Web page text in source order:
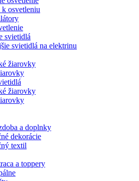
k osvetleniu
svietidlá
svietidlá na elektrinu
žiarovky
žiarovky
a doplnky
dekorácie
textil
a toppery